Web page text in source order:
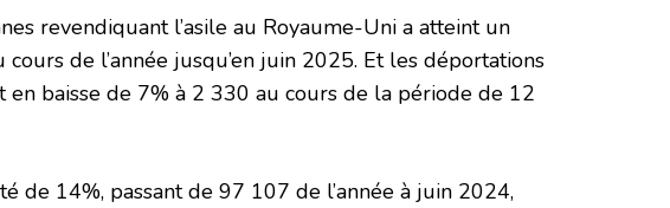
revendiquant l’asile au Royaume-Uni a atteint un
de l’année jusqu’en juin 2025. Et les déportations
en baisse de 7% à 2 330 au cours de la période de 12
de 14%, passant de 97 107 de l’année à juin 2024,